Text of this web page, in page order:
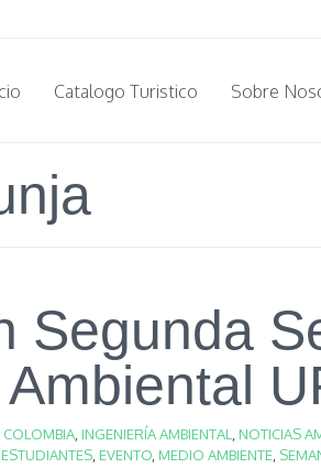
Catalogo Turistico Sobre
Segunda
COLOMBIA INGENIERÍA AMBIENTAL NOTICIAS
ESTUDIANTES EVENTO MEDIO AMBIENTE